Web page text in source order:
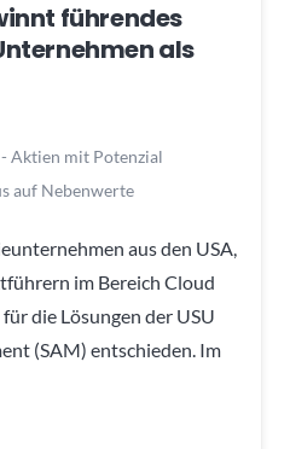
führendes
als
Aktien mit Potenzial
auf Nebenwerte
aus den USA,
im Bereich Cloud
die Lösungen der USU
(SAM) entschieden. Im